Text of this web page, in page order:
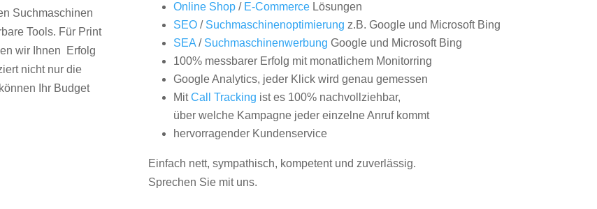
Suchmaschinen
Tools. Für Print
wir Ihnen Erfolg
nicht nur die
Ihr Budget
Online Shop/ E-CommerceLösungen
SEO/ Suchmaschinenoptimierung z.B. Google und Microsoft Bing
SEA/ Suchmaschinenwerbung Google und Microsoft Bing
100% messbarer Erfolg mit monatlichem Monitorring
Google Analytics, jeder Klick wird genau gemessen
MitCall Tracking ist es 100% nachvollziehbar,
über welche Kampagne jeder einzelne Anruf kommt
hervorragender Kundenservice
Einfach nett, sympathisch, kompetent und zuverlässig.
Sprechen Sie mit uns.